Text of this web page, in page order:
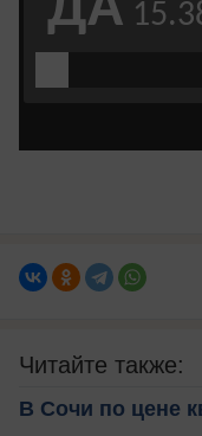
Читайте также:
В Сочи по цене